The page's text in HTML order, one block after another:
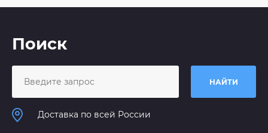
Поиск
НАЙТИ
Доставка по всей России